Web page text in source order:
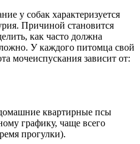
у собак характеризуется
Причиной становится
как часто должна
У каждого питомца свой
мочеиспускания зависит от:
квартирные псы
графику, чаще всего
прогулки).